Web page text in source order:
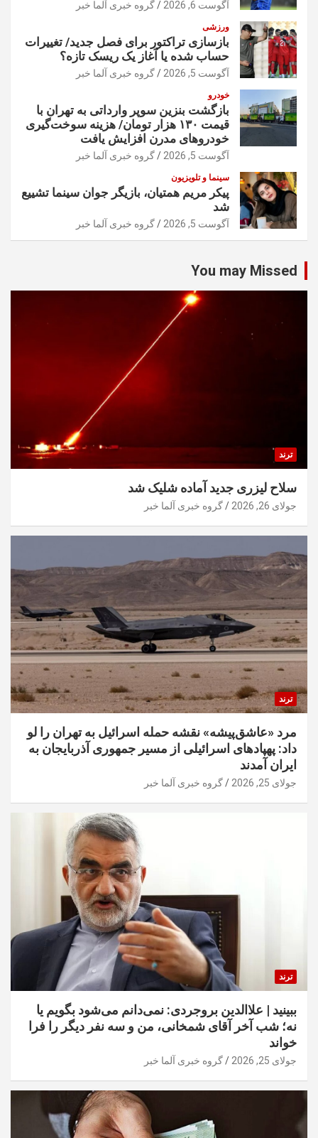
آگوست 6, 2026 گروه خبری آلما خبر
ورزشی
بازسازی تراکتور برای فصل جدید/ تغییرات
حساب شده یا آغاز یک ریسک تازه؟
آگوست 5, 2026 گروه خبری آلما خبر
خودرو
بازگشت بنزین سوپر وارداتی به تهران با
قیمت ۱۳۰ هزار تومان/ هزینه سوخت‌گیری
خودرو‌های مدرن افزایش یافت
آگوست 5, 2026 گروه خبری آلما خبر
سینما و تلویزیون
پیکر مریم همتیان، بازیگر جوان سینما تشییع
شد
آگوست 5, 2026 گروه خبری آلما خبر
You may Missed
ترند
سلاح لیزری جدید آماده شلیک شد
جولای 26, 2026 گروه خبری آلما خبر
ترند
مرد «عاشق‌پیشه» نقشه حمله اسرائیل به تهران را لو
داد: پهپادهای اسرائیلی از مسیر جمهوری آذربایجان به
ایران آمدند
جولای 25, 2026 گروه خبری آلما خبر
ترند
ببینید | علاالدین بروجردی: نمی‌دانم می‌شود بگویم یا
نه؛ شب آخر آقای شمخانی، من و سه نفر دیگر را فرا
خواند
جولای 25, 2026 گروه خبری آلما خبر